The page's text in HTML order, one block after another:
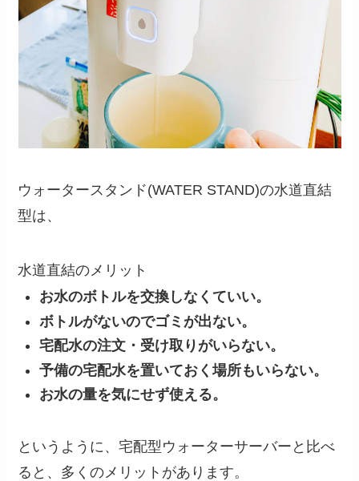
ウォータースタンド(WATER STAND)の水道直結
型は、
水道直結のメリット
お水のボトルを交換しなくていい。
ボトルがないのでゴミが出ない。
宅配水の注文・受け取りがいらない。
予備の宅配水を置いておく場所もいらない。
お水の量を気にせず使える。
というように、宅配型ウォーターサーバーと比べ
ると、多くのメリットがあります。